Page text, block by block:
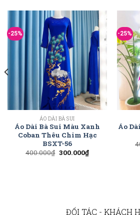
-25%
ÁO DÀI BÀ SUI
Áo Dài Bà Sui Màu Xanh
Coban Thêu Chim Hạc
BSXT-56
400.000₫ 300.000₫
-25%
Áo
ĐỐI TÁC - KHÁCH